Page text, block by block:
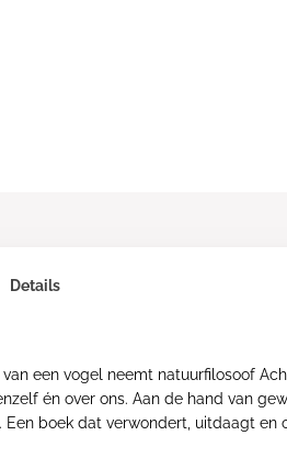
een vogel neemt natuurfilosoof
én over ons. Aan de hand van
boek dat verwondert, uitdaagt en
Details